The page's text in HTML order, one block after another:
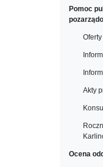
Pomoc
Akty
Ocena